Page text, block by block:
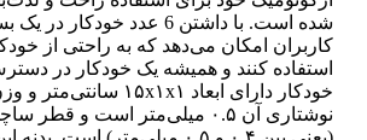
شده است. با داشتن 6 عدد
کاربران امکان می‌دهد که به راحتی از
استفاده کنند و همیشه یک خودکار در